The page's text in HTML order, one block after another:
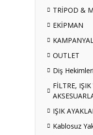
TRİPOD &
EKİPMAN
OUTLET
Diş
FİLTRE,
IŞIK
Kablosuz